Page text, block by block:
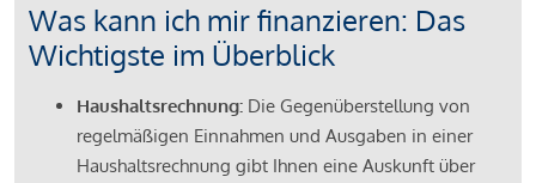
Was kann ich mir finanzieren: Das
Wichtigste im Überblick
Haushaltsrechnung: Die Gegenüberstellung von
regelmäßigen Einnahmen und Ausgaben in einer
Haushaltsrechnung gibt Ihnen eine Auskunft über